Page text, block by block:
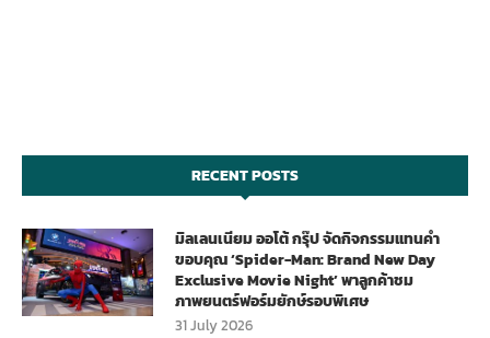
RECENT POSTS
มิลเลนเนียม ออโต้ กรุ๊ป จัดกิจกรรมแทนคำ
ขอบคุณ ‘Spider-Man: Brand New Day
Exclusive Movie Night’ พาลูกค้าชม
ภาพยนตร์ฟอร์มยักษ์รอบพิเศษ
31 July 2026